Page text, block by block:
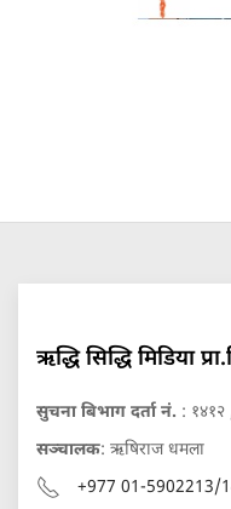
ऋद्धि सिद्धि मिडिया
सुचना बिभाग दर्ता नं. :
सञ्चालक: ऋषिराज धमला
+977 01-5902213/